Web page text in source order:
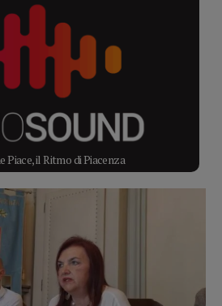
Piace, il Ritmo di Piacenza